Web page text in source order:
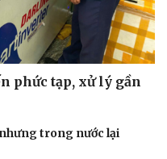
phức tạp, xử lý gần
trong nước lại